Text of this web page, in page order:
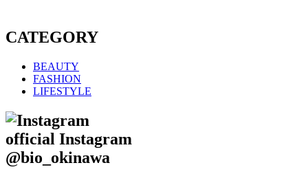
CATEGORY
BEAUTY
FASHION
LIFESTYLE
official Instagram
@bio_okinawa